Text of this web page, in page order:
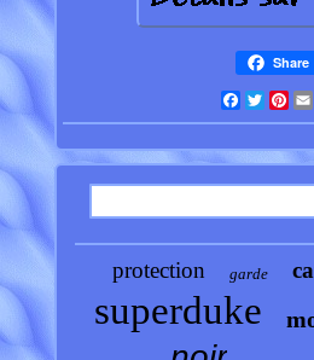
Share
Facebook
Twitter
protection garde
superduke